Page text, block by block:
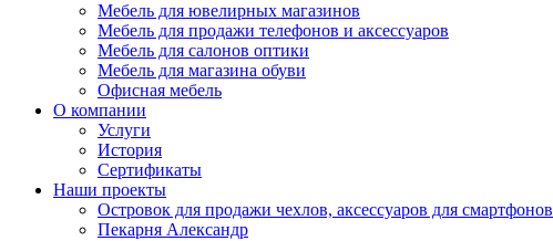
Мебель для ювелирных магазинов
Мебель для продажи телефонов и аксессуаров
Мебель для салонов оптики
Мебель для магазина обуви
Офисная мебель
О компании
Услуги
История
Сертификаты
Наши проекты
Островок для продажи чехлов, аксессуаров для смартфонов
Пекарня Александр